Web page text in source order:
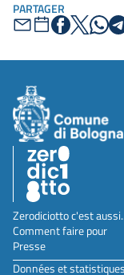
PARTAGER
Zerodiciotto c'est
Comment faire pour
Presse
Données et statistiques